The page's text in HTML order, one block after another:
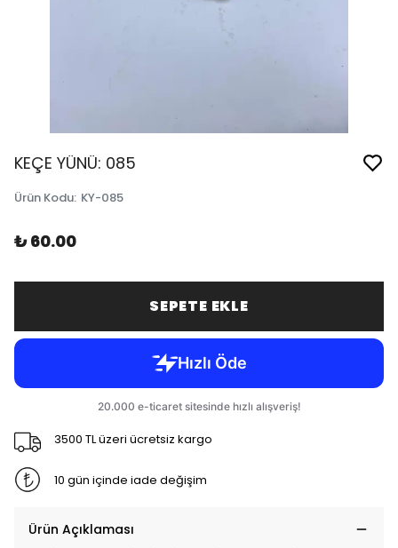
KEÇE YÜNÜ: 085
Ürün Kodu: KY-085
₺ 60.00
SEPETE EKLE
3500 TL üzeri ücretsiz kargo
10 gün içinde iade değişim
Ürün Açıklaması